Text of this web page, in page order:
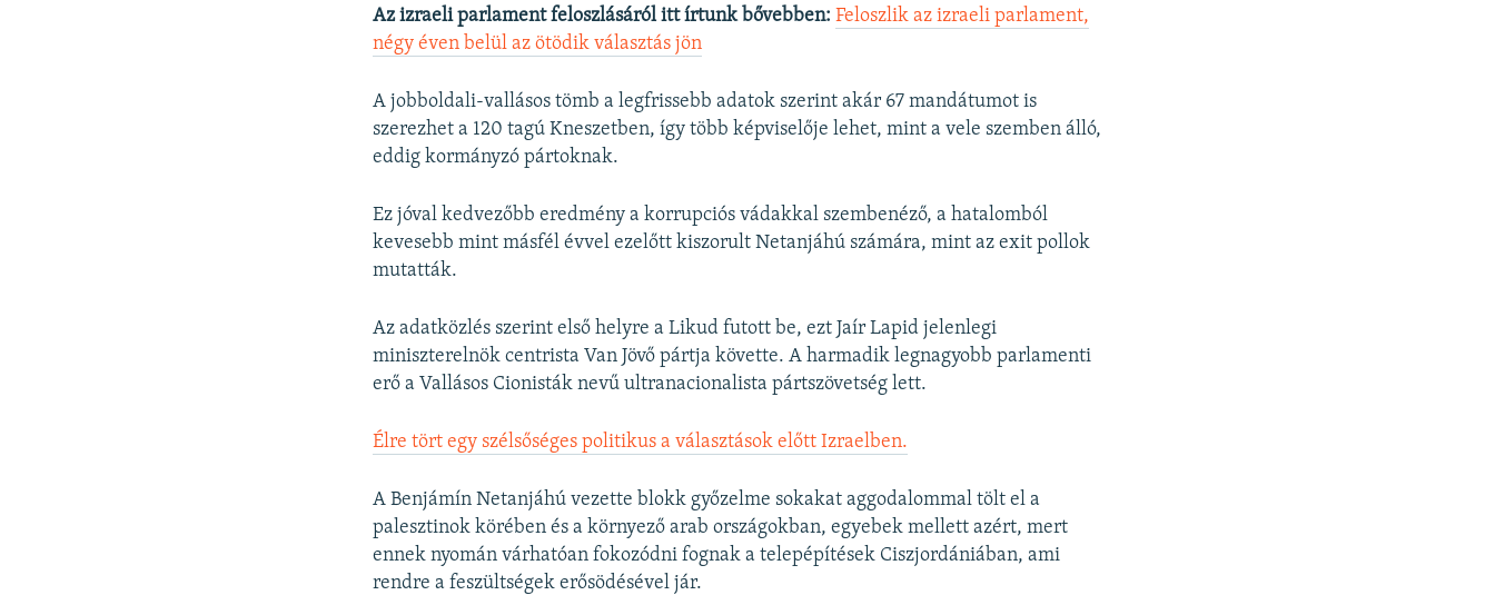
Az izraeli parlament feloszlásáról itt írtunk bővebben: Feloszlik az izraeli parlament,
négy éven belül az ötödik választás jön
A jobboldali-vallásos tömb a legfrissebb adatok szerint akár 67 mandátumot is
szerezhet a 120 tagú Kneszetben, így több képviselője lehet, mint a vele szemben álló,
eddig kormányzó pártoknak.
Ez jóval kedvezőbb eredmény a korrupciós vádakkal szembenéző, a hatalomból
kevesebb mint másfél évvel ezelőtt kiszorult Netanjáhú számára, mint az exit pollok
mutatták.
Az adatközlés szerint első helyre a Likud futott be, ezt Jaír Lapid jelenlegi
miniszterelnök centrista Van Jövő pártja követte. A harmadik legnagyobb parlamenti
erő a Vallásos Cionisták nevű ultranacionalista pártszövetség lett.
Élre tört egy szélsőséges politikus a választások előtt Izraelben.
A Benjámín Netanjáhú vezette blokk győzelme sokakat aggodalommal tölt el a
palesztinok körében és a környező arab országokban, egyebek mellett azért, mert
ennek nyomán várhatóan fokozódni fognak a telepépítések Ciszjordániában, ami
rendre a feszültségek erősödésével jár.